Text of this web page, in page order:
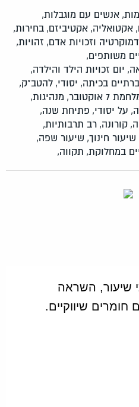
אנשים עם מוגבלות,
אקטואליה, אקטיביזם, בחירות,
דמוקרטיה וזכויות אדם, זהויות,
משותפים,
יום זכויות הילד והילדה,
בכיתה, יסודי, להטב"ק,
7 אוקטובר,
מנהיגות,
על יסודי, פתיחת שנה,
קורונה, רב תרבותיות,
שיעור חינוך, שיעור שפה,
במחלוקת, תקווה,
שיעור, השראה
שיווקיים.